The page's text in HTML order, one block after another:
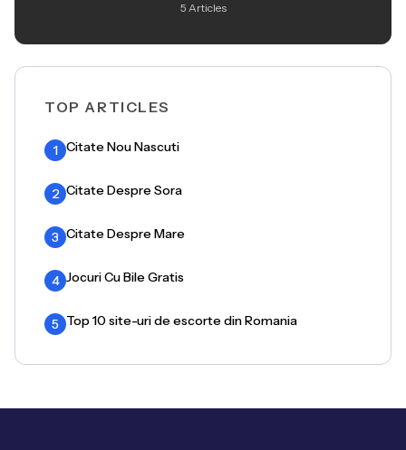
5 Articles
TOP ARTICLES
1 Citate Nou Nascuti
2 Citate Despre Sora
3 Citate Despre Mare
4 Jocuri Cu Bile Gratis
5 Top 10 site-uri de escorte din Romania